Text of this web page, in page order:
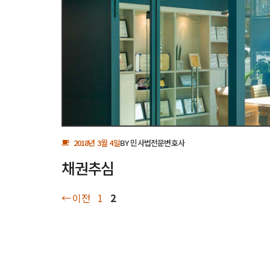
2018년 3월 4일BY민사법전문변호사
채권추심
←이전 페
1
페
2